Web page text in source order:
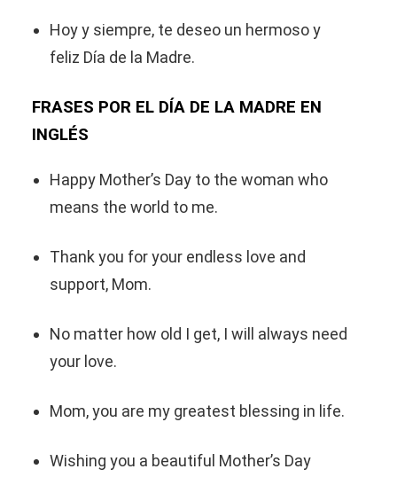
Hoy y siempre, te deseo un hermoso y
feliz Día de la Madre.
FRASES POR EL DÍA DE LA MADRE EN
INGLÉS
Happy Mother’s Day to the woman who
means the world to me.
Thank you for your endless love and
support, Mom.
No matter how old I get, I will always need
your love.
Mom, you are my greatest blessing in life.
Wishing you a beautiful Mother’s Day